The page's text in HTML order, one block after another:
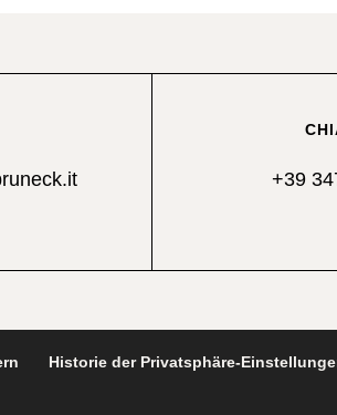
+39
Historie der Privatsphäre-